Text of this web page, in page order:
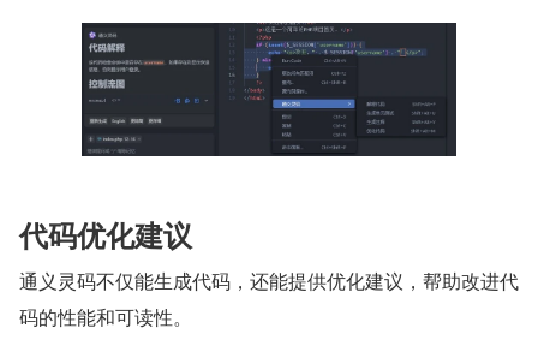
代码优化建议
通义灵码不仅能生成代码，还能提供优化建议，帮助改进代
码的性能和可读性。